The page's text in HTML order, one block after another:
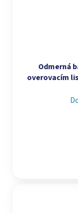
Odmerná
overovacím